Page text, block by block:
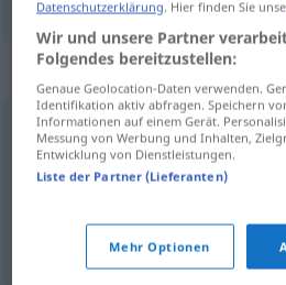
Synonyme für
einschränken,
unterminieren,unterbinden
durchkreuzen,verhindern
Datenschutzerklärung. Hier finden Sie
Wir und unsere Partner
Folgendes bereitzustellen:
Genaue Geolocation-Daten verwenden.
Identifikation aktiv abfragen. Speichern
Informationen auf einem Gerät.
Messung von Werbung und Inhalten,
Entwicklung von Dienstleistungen.
Liste der Partner (Lieferanten)
Mehr Optionen